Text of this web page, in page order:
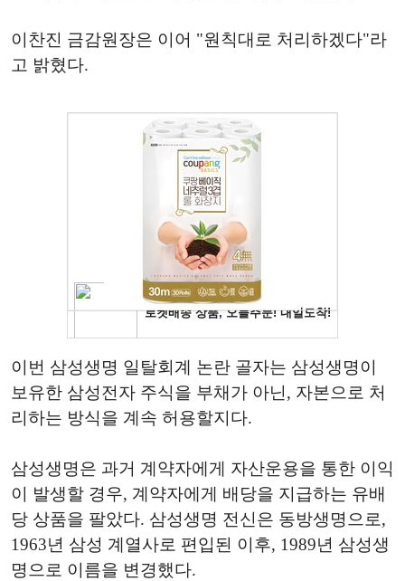
이찬진 금감원장은 이어 "원칙대로 처리하겠다"라
고 밝혔다.
이번 삼성생명 일탈회계 논란 골자는 삼성생명이
보유한 삼성전자 주식을 부채가 아닌, 자본으로 처
리하는 방식을 계속 허용할지다.
삼성생명은 과거 계약자에게 자산운용을 통한 이익
이 발생할 경우, 계약자에게 배당을 지급하는 유배
당 상품을 팔았다. 삼성생명 전신은 동방생명으로,
1963년 삼성 계열사로 편입된 이후, 1989년 삼성생
명으로 이름을 변경했다.